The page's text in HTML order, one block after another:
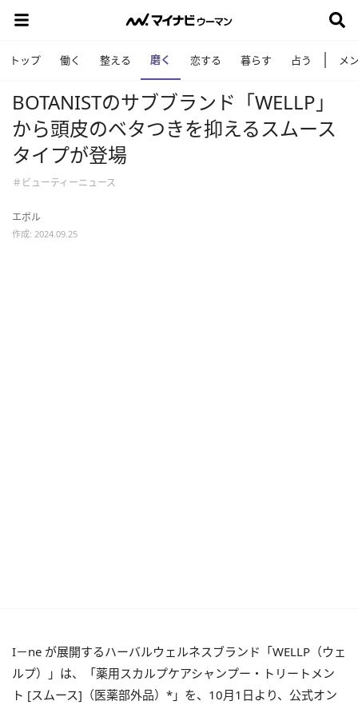
トップ 働く 整える 磨く 恋する 暮らす 占う メ
BOTANISTのサブブランド「WELLP」
から頭皮のベタつきを抑えるスムース
タイプが登場
＃ビューティーニュース
エボル
作成: 2024.09.25
I－ne が展開するハーバルウェルネスブランド「WELLP（ウェ
ルプ）」は、「薬用スカルプケアシャンプー・トリートメン
ト [スムース]（医薬部外品）*」を、10月1日より、公式オン